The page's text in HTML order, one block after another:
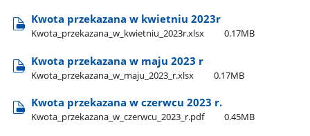
Kwota przekazana w kwietniu 2023r
Kwota​_przekazana​_w​_kwietniu​_2023r.xlsx 0.17MB
Kwota przekazana w maju 2023 r
Kwota​_przekazana​_w​_maju​_2023​_r.xlsx 0.17MB
Kwota przekazana w czerwcu 2023 r.
Kwota​_przekazana​_w​_czerwcu​_2023​_r.pdf 0.45MB